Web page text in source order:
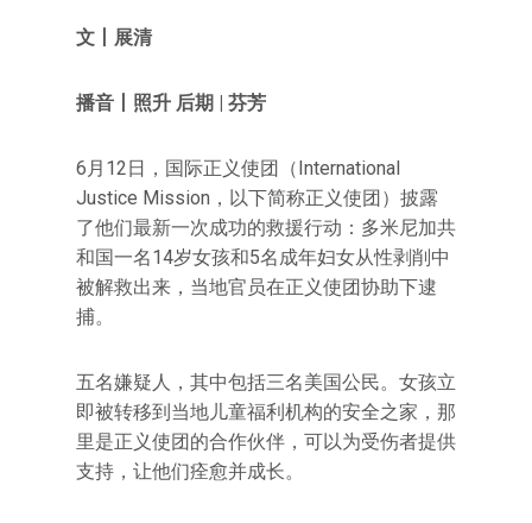
文 丨展清
播音丨照升 后期 | 芬芳
6月12日，国际正义使团（International
Justice Mission，以下简称正义使团）披露
了他们最新一次成功的救援行动：多米尼加共
和国一名14岁女孩和5名成年妇女从性剥削中
被解救出来，当地官员在正义使团协助下逮
捕。
五名嫌疑人，其中包括三名美国公民。女孩立
即被转移到当地儿童福利机构的安全之家，那
里是正义使团的合作伙伴，可以为受伤者提供
支持，让他们痊愈并成长。